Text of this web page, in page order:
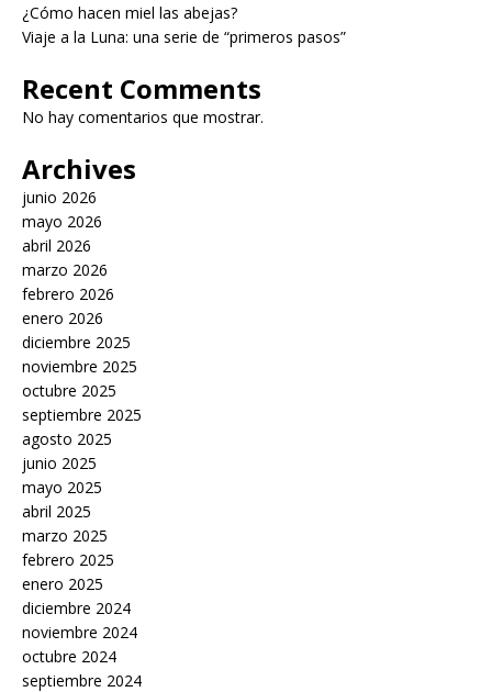
¿Cómo hacen miel las abejas?
Viaje a la Luna: una serie de “primeros pasos”
Recent Comments
No hay comentarios que mostrar.
Archives
junio 2026
mayo 2026
abril 2026
marzo 2026
febrero 2026
enero 2026
diciembre 2025
noviembre 2025
octubre 2025
septiembre 2025
agosto 2025
junio 2025
mayo 2025
abril 2025
marzo 2025
febrero 2025
enero 2025
diciembre 2024
noviembre 2024
octubre 2024
septiembre 2024